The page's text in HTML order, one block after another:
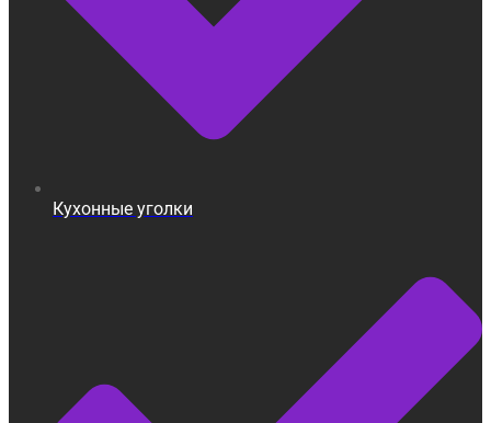
Кухонные уголки